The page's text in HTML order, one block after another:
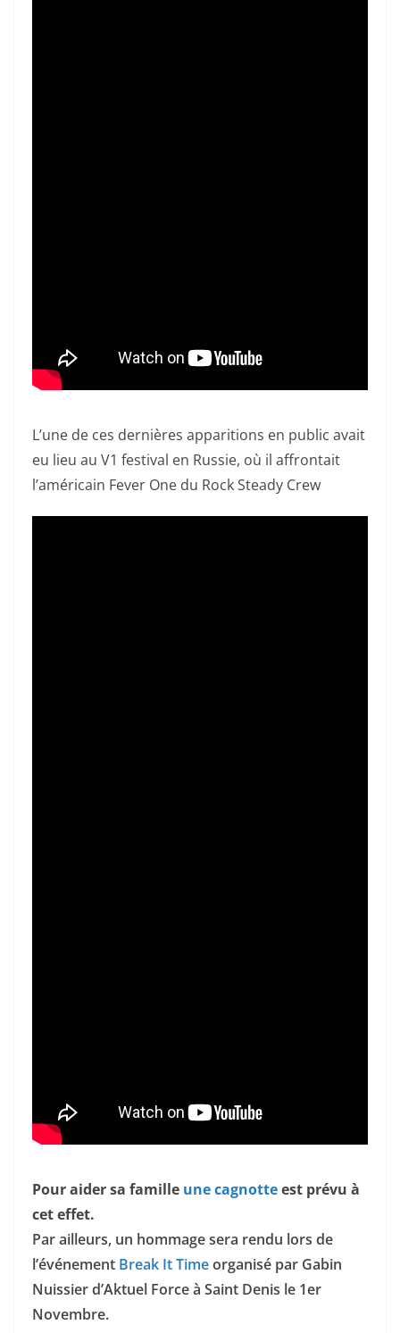
L’une de ces dernières apparitions en public avait
eu lieu au V1 festival en Russie, où il affrontait
l’américain Fever One du Rock Steady Crew
Pour aider sa famille une cagnotteest prévu à
cet effet.
Par ailleurs, un hommage sera rendu lors de
l’événement Break It Timeorganisé par Gabin
Nuissier d’Aktuel Force à Saint Denis le 1er
Novembre.